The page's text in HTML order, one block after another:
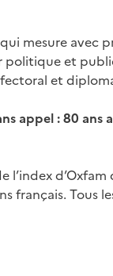
mesure avec
et
et
appel : 80
l’index
français. Tous